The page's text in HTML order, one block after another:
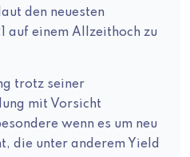
den neuesten
auf einem Allzeithoch zu
trotz seiner
mit Vorsicht
wenn es um neu
die unter anderem Yield